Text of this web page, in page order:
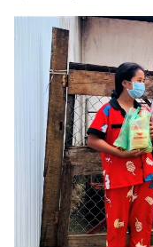
Đồng bằng sông
Bắc Trung Bộ
Duyên hải Nam
Nguyên
Đông Nam Bộ
Đồng bằng sông
Chuyên trang Hà